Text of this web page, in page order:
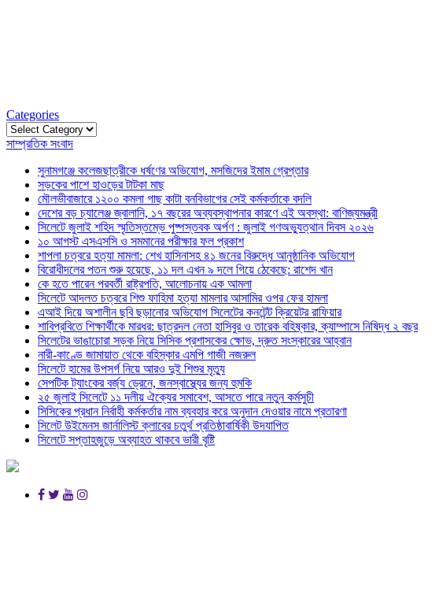
Categories
Categories
সাম্প্রতিক সংবাদ
সুনামগঞ্জে কলেজছাত্রীকে ধর্ষণের অভিযোগ, মসজিদের ইমাম গ্রেপ্তার
সড়কের পাশে হাওড়ের টাটকা মাছ
মৌলভীবাজারে ১২০০ কমলা গাছ কাটা বনবিভাগের সেই কর্মকর্তাকে বদলি
দেশের বড় চ্যালেঞ্জ জ্বালানি, ১৭ বছরের অব্যবস্থাপনার কারণে এই অবস্থা: বাণিজ্যমন্ত্রী
সিলেটে জুলাই শহিদ স্মৃতিস্তম্ভে পুষ্পস্তবক অর্পণ : জুলাই গণঅভ্যুত্থান দিবস ২০২৬
১০ আগস্ট এসএসসি ও সমমানের পরীক্ষার ফল প্রকাশ
শাপলা চত্বরে হত্যা মামলা: শেখ হাসিনাসহ ৪১ জনের বিরুদ্ধে আনুষ্ঠানিক অভিযোগ
বিরোধীদলের পতন শুরু হয়েছে, ১১ দল এখন ৯ দলে গিয়ে ঠেকেছে: রাশেদ খান
কে হতে পারেন পরবর্তী রাষ্ট্রপতি, আলোচনায় এক আমলা
সিলেটে আদলত চত্বরে শিশু ফাহিমা হত্যা মামলার আসামির ওপর ফের হামলা
এআই দিয়ে অশালীন ছবি ছড়ানোর অভিযোগ সিলেটের কনটেন্ট ক্রিয়েটর রাফিয়ার
শাবিপ্রবিতে শিক্ষার্থীকে মারধর: ছাত্রদল নেতা হাসিবুর ও তারেক বহিষ্কার, ক্যাম্পাসে নিষিদ্ধ ২ বছর
সিলেটের ভাঙাচোরা সড়ক নিয়ে সিসিক প্রশাসকের ক্ষোভ, দ্রুত সংস্কারের আহ্বান
নারী-কাণ্ডে জামায়াত থেকে বহিস্কার এমপি গাজী নজরুল
সিলেটে হামের উপসর্গ নিয়ে আরও দুই শিশুর মৃত্যু
সেপটিক ট্যাংকের বর্জ্য ড্রেনে, জনস্বাস্থ্যের জন্য হুমকি
২৫ জুলাই সিলেটে ১১ দলীয় ঐক্যের সমাবেশ, আসতে পারে নতুন কর্মসুচী
সিসিকের প্রধান নির্বাহী কর্মকর্তার নাম ব্যবহার করে অনুদান দেওয়ার নামে প্রতারণা
সিলেট উইমেনস জার্নালিস্ট ক্লাবের চতুর্থ প্রতিষ্ঠাবার্ষিকী উদযাপিত
সিলেটে সপ্তাহজুড়ে অব্যাহত থাকবে ভারী বৃষ্টি